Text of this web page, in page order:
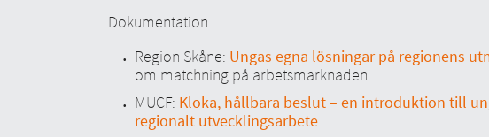
Dokumentation
Region Skåne: Ungas egna lösningar på regionens
om matchning på arbetsmarknaden
MUCF: Kloka, hållbara beslut – en introduktion till
regionalt utvecklingsarbete